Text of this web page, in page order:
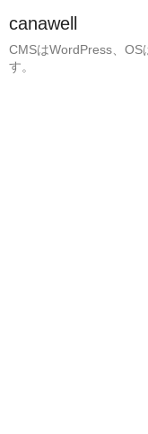
canawell
CMSはWordPress、OS
す。